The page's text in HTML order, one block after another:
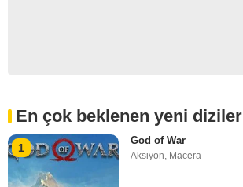
En çok beklenen yeni diziler
1
God of War
Aksiyon, Macera